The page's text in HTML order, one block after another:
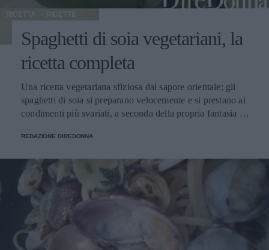
RICETTA
Spaghetti di soia vegetariani, la
ricetta completa
Una ricetta vegetariana sfiziosa dal sapore orientale; gli
spaghetti di soia si preparano velocemente e si prestano ai
condimenti più svariati, a seconda della propria fantasia e
REDAZIONE DIREDONNA